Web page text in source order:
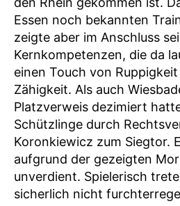
Essen noch bekannten
zeigte aber im Anschluss
Kernkompetenzen, die da
einen Touch von
Zähigkeit. Als auch
Platzverweis dezimiert
Schützlinge durch
Koronkiewicz zum Siegtor.
aufgrund der gezeigten
unverdient. Spielerisch
sicherlich nicht